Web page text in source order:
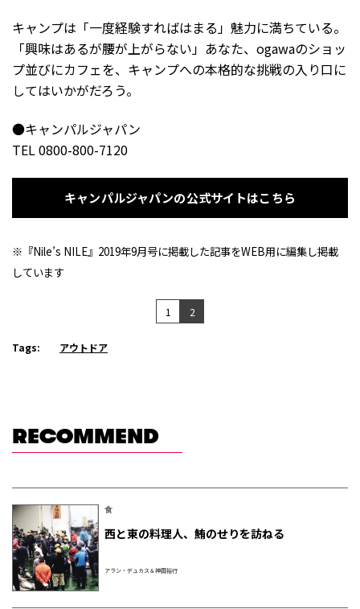
キャンプは「一度経験すればはまる」魅力に満ちている。
「興味はあるが腰が上がらない」あなた、ogawaのショッ
プ並びにカフェを、キャンプへの本格的な挑戦の入り口に
してはいかがだろう。
●キャンパルジャパン
TEL 0800-800-7120
キャンパルジャパンの公式サイトはこちら
※『Nile’s NILE』2019年9月号に掲載した記事をWEB用に編集し掲載
しています
1 2
Tags: アウトドア
RECOMMEND
食
西と東の料理人、鮪のせりを訪ねる
アラン・デュカス＆神田裕行